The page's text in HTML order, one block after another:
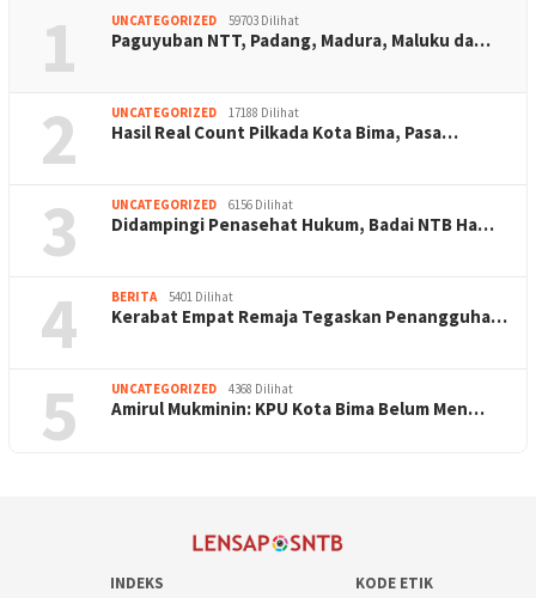
1 UNCATEGORIZED 59703 Dilihat
Paguyuban NTT, Padang, Madura, Maluku da…
2 UNCATEGORIZED 17188 Dilihat
Hasil Real Count Pilkada Kota Bima, Pasa…
3 UNCATEGORIZED 6156 Dilihat
Didampingi Penasehat Hukum, Badai NTB Ha…
4 BERITA 5401 Dilihat
Kerabat Empat Remaja Tegaskan Penangguha…
5 UNCATEGORIZED 4368 Dilihat
Amirul Mukminin: KPU Kota Bima Belum Men…
INDEKS
KODE ETIK